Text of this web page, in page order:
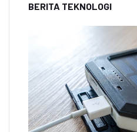
BERITA TEKNOLOGI